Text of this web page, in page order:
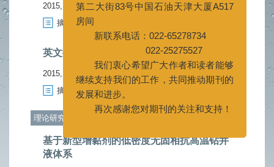
2015, 32(1).
摘要
794)
英文摘要
2015, 32(1).
摘要
693) PDF (330KB)
理论研究与应用技术
基于新型增黏剂的低密度无固相抗高温钻井
液体系
房间
新联系电话：022-65278734
022-25275527
我们衷心希望广大作者和读者能够
继续支持我们的工作，共同推动期刊的
发展和进步。
再次感谢您对期刊的关注和支持！